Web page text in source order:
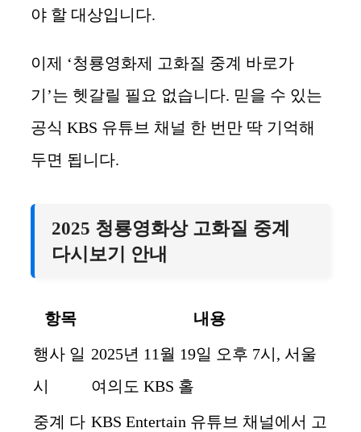
야 할 대상입니다.
이제 ‘청룡영화제 고화질 중계 바로가
기’는 헷갈릴 필요 없습니다. 믿을 수 있는
공식 KBS 유튜브 채널 한 번만 딱 기억해
두면 됩니다.
2025 청룡영화상 고화질 중계
다시보기 안내
항목
내용
행사 일
시
2025년 11월 19일 오후 7시, 서울
여의도 KBS 홀
중계 다 KBS Entertain 유튜브 채널에서 고